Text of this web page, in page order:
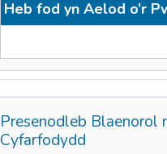
Heb fod yn Aelod o’r
Presenodleb Blaenorol
Cyfarfodydd